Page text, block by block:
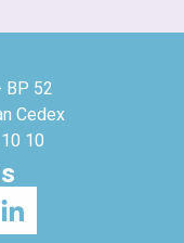
BP 52
Cedex
10